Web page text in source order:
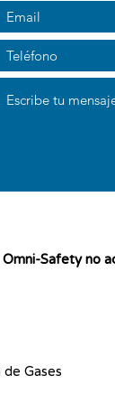
Omni-Safety no
Gases